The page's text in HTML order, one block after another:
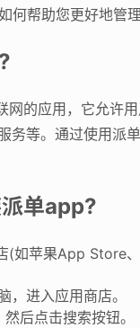
何帮助您更好地管
的应用，它允许
务等。通过使用派
单app?
(如苹果App Store
，进入应用商店。
后点击搜索按钮。